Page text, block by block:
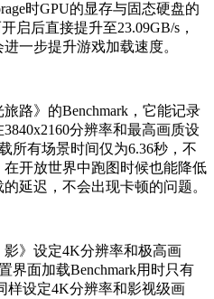
时GPU的显存与固态硬盘的
启后直接提升至23.09GB/s，
一步提升游戏加载速度。
路》的Benchmark，它能记录
分辨率和最高画质设
所有场景时间仅为6.36秒，不
开放世界中跑图时候也能降低
延迟，不会出现卡顿的问题。
》设定4K分辨率和极高画
界面加载Benchmark用时只有
样设定4K分辨率和影视级画